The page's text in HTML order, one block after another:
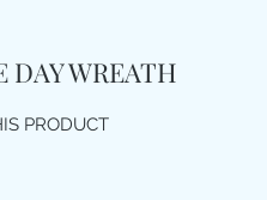
DAY WREATH
PRODUCT